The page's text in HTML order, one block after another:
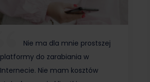
Nie ma dla mnie prostszej
platformy do zarabiania w
Internecie. Nie mam kosztów